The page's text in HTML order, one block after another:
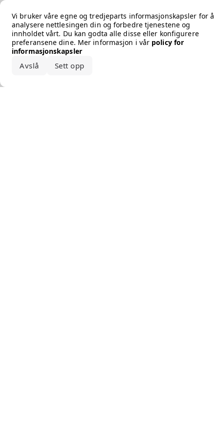
Vi bruker våre egne og tredjeparts informasjonskapsler for å
analysere nettlesingen din og forbedre tjenestene og
innholdet vårt. Du kan godta alle disse eller konfigurere
preferansene dine. Mer informasjon i vår policy for
informasjonskapsler
Avslå Sett opp
Error loading the brand